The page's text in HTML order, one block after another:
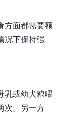
方面都需要额
况下保持强
乳或幼犬粮喂
次。另一方